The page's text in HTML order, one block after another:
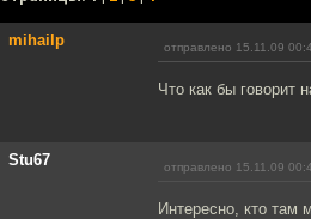
mihailp отправлено 15.11.09
Что как бы говорит
Stu67 отправлено 15.11.09
Интересно, кто там